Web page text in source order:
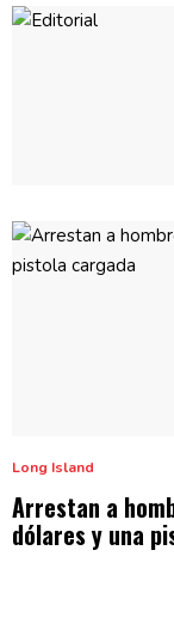
Long Island
Arrestan a
dólares y una